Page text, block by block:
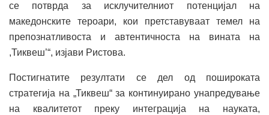
се потврда за исклучителниот потенцијал на
македонските тероари, кои претставуваат темел на
препознатливоста и автентичноста на вината на
,Тиквеш’“, изјави Ристова.
Постигнатите резултати се дел од пошироката
стратегија на „Тиквеш“ за континуирано унапредување
на квалитетот преку интеграција на науката,